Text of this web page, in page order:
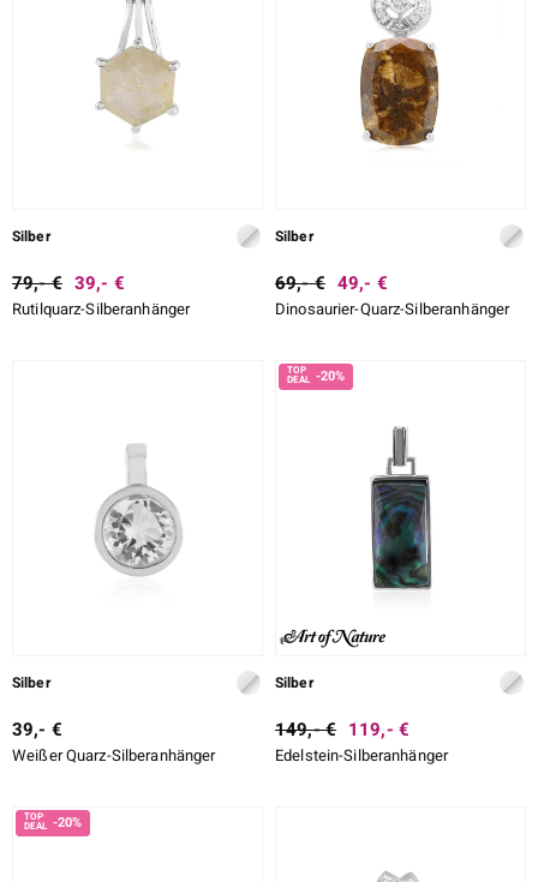
Silber
79,- € 39,- €
Rutilquarz-Silberanhänger
Silber
69,- € 49,- €
Dinosaurier-Quarz-Silberanhänger
Silber
39,- €
Weißer Quarz-Silberanhänger
-20%
Silber
149,- € 119,- €
Edelstein-Silberanhänger
-20%